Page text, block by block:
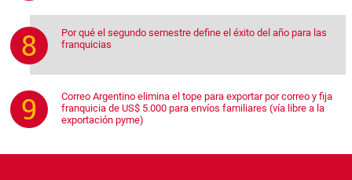
Por qué el segundo semestre define el éxito del año para las
franquicias
Correo Argentino elimina el tope para exportar por correo y fija
franquicia de US$ 5.000 para envíos familiares (vía libre a la
exportación pyme)